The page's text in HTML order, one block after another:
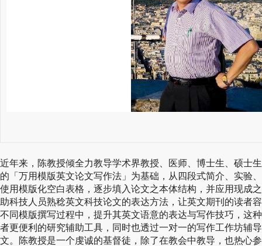
近年来，陈教授倾全力教导学术界教授、医师、博士生、硕士
的「万用模版英文论文写作法」为基础，从四段式简介、实验
使用模版化空白表格，逐步填入论文之本体结构，并应用现成
助科技人员熟稔英文科技论文的表达方法，让英文期刊的读者
不同模版撰写过程中，提升其英文语意的表达与写作技巧，这
者更便利的研究辅助工具，同时也透过一对一的写作工作坊辅
文。陈教授是一个虔诚的基督徒，除了在教会中教导，也热心